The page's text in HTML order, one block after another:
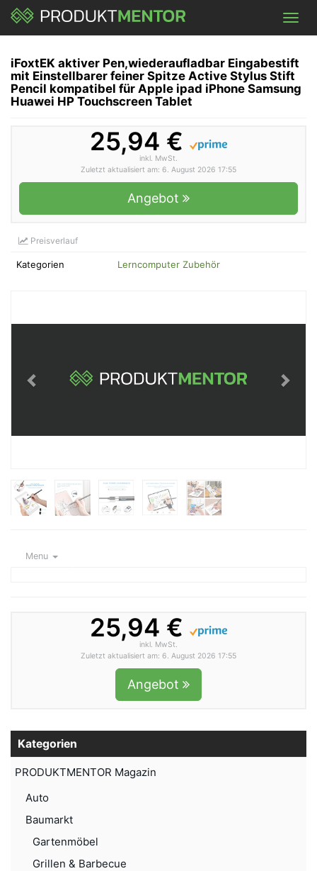
Skip
main
iFoxtEK aktiver Pen,wiederaufladbar Eingabestift
mit Einstellbarer feiner Spitze Active Stylus Stift
Pencil kompatibel für Apple ipad iPhone Samsung
Huawei HP Touchscreen Tablet
25,94 €
inkl. MwSt.
Zuletzt aktualisiert am: 6. August 2026 17:55
Angebot
Preisverlauf
Kategorien Lerncomputer Zubehör
Menu
25,94 €
inkl. MwSt.
Zuletzt aktualisiert am: 6. August 2026 17:55
Angebot
Kategorien
PRODUKTMENTOR Magazin
Auto
Baumarkt
Gartenmöbel
Grillen & Barbecue